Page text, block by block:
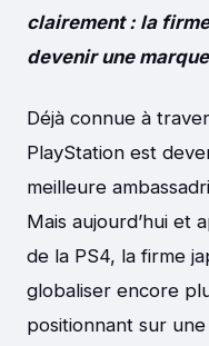
clairement : la
devenir une
Déjà connue à
PlayStation est
meilleure
Mais aujourd’hui et
de la PS4, la firme
globaliser encore
positionnant sur